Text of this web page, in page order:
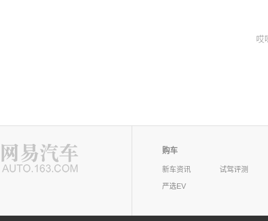
哎
购车
新车资讯
试驾评测
严选EV